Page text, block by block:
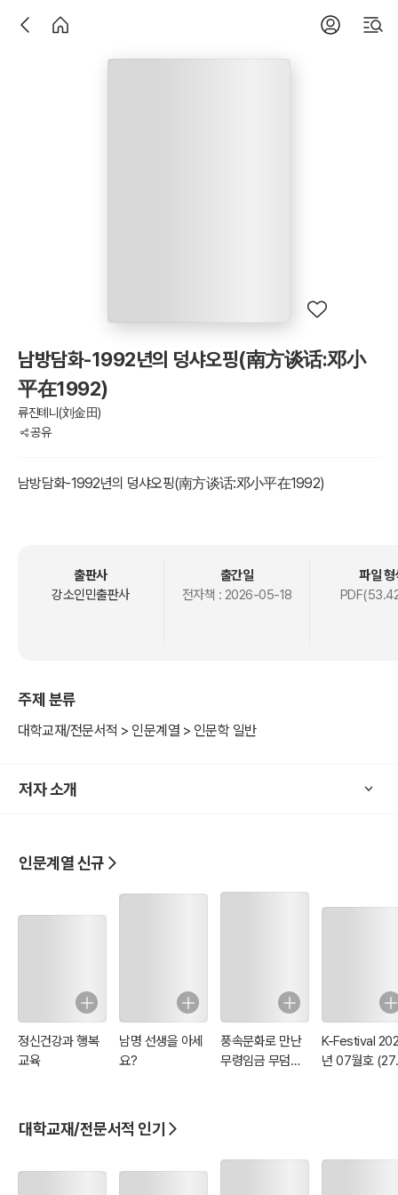
남방담화-1992년의 덩샤오핑(南方谈话:邓小
平在1992)
류진톄니(刘金田)
공유
남방담화-1992년의 덩샤오핑(南方谈话:邓小平在1992)
출판사
강소인민출판사
출간일
전자책 : 2026-05-18
파일 형
주제 분류
대학교재/전문서적 > 인문계열 > 인문학 일반
저자 소개
인문계열 신규
정신건강과 행복
교육
남명 선생을 아세
요?
풍속문화로 만난
무령임금 무덤의
K-Festival
년 07월호
대학교재/전문서적 인기